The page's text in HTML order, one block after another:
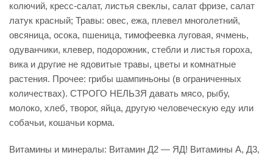
колючий, кресс-салат, листья свеклы, салат фризе, салат
латук красный; Травы: овес, ежа, плевел многолетний,
овсяница, осока, пшеница, тимофеевка луговая, ячмень,
одуванчики, клевер, подорожник, стебли и листья гороха,
вика и другие не ядовитые травы, цветы и комнатные
растения. Прочее: грибы шампиньоны (в ограниченных
количествах). СТРОГО НЕЛЬЗЯ давать мясо, рыбу,
молоко, хлеб, творог, яйца, другую человеческую еду или
собачьи, кошачьи корма.
Витамины и минералы: Витамин Д2 — ЯД! Витамины А, Д3,